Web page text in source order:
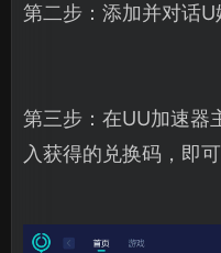
第二步：添加并对话U
第三步：在UU加速器
入获得的兑换码，即